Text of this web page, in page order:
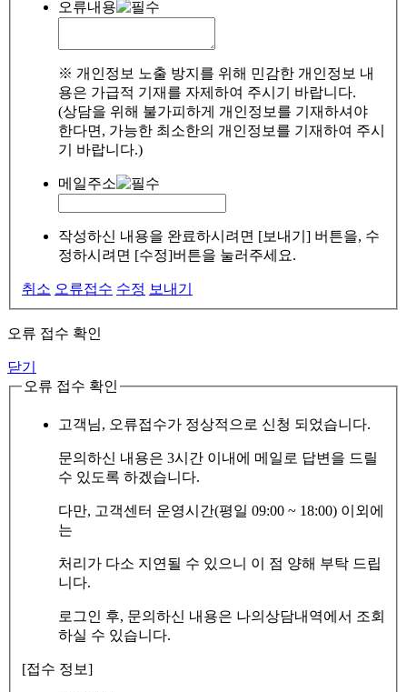
오류내용
※ 개인정보 노출 방지를 위해 민감한 개인정보 내
용은 가급적 기재를 자제하여 주시기 바랍니다.
(상담을 위해 불가피하게 개인정보를 기재하셔야
한다면, 가능한 최소한의 개인정보를 기재하여 주시
기 바랍니다.)
메일주소
작성하신 내용을 완료하시려면 [보내기] 버튼을, 수
정하시려면 [수정]버튼을 눌러주세요.
취소 오류접수 수정 보내기
오류 접수 확인
닫기
오류 접수 확인
고객님, 오류접수가 정상적으로 신청 되었습니다.
문의하신 내용은 3시간 이내에 메일로 답변을 드릴
수 있도록 하겠습니다.
다만, 고객센터 운영시간(평일 09:00 ~ 18:00) 이외에
는
처리가 다소 지연될 수 있으니 이 점 양해 부탁 드립
니다.
로그인 후, 문의하신 내용은 나의상담내역에서 조회
하실 수 있습니다.
[접수 정보]